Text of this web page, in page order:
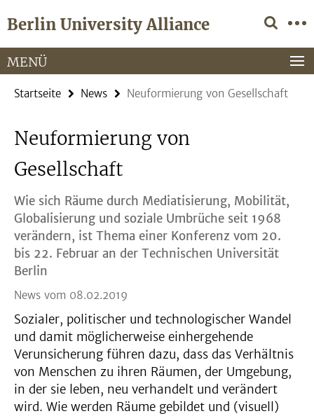
direkt
Inhalt
Berlin University Alliance
Service-
Navigation
MENÜ
Startseite News Neuformierung von Gesellschaft
Neuformierung von
Gesellschaft
Wie sich Räume durch Mediatisierung, Mobilität,
Globalisierung und soziale Umbrüche seit 1968
verändern, ist Thema einer Konferenz vom 20.
bis 22. Februar an der Technischen Universität
Berlin
News vom 08.02.2019
Sozialer, politischer und technologischer Wandel
und damit möglicherweise einhergehende
Verunsicherung führen dazu, dass das Verhältnis
von Menschen zu ihren Räumen, der Umgebung,
in der sie leben, neu verhandelt und verändert
wird. Wie werden Räume gebildet und (visuell)